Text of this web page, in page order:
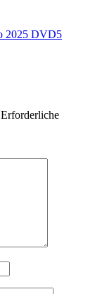
2025 DVD5
Erforderliche